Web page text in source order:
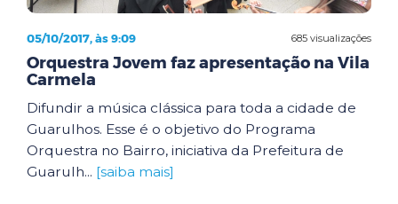
685 visualizações
05/10/2017, às 9:09
Orquestra Jovem faz apresentação na Vila
Carmela
Difundir a música clássica para toda a cidade de
Guarulhos. Esse é o objetivo do Programa
Orquestra no Bairro, iniciativa da Prefeitura de
Guarulh... [saiba mais]